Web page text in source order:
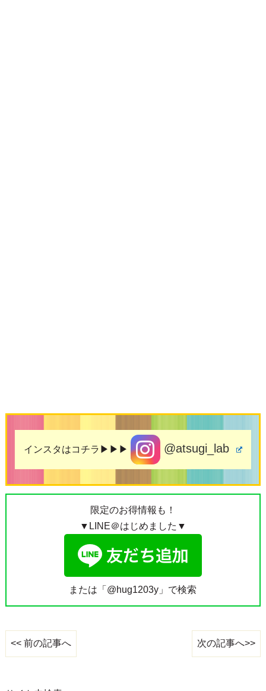
インスタはコチラ▶▶▶ @atsugi_lab
限定のお得情報も！
▼LINE＠はじめました▼
または「@hug1203y」で検索
<< 前の記事へ 次の記事へ>>